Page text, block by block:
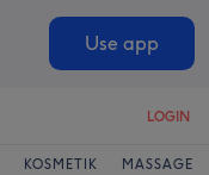
Use app
LOGIN
KOSMETIK MASSAGE